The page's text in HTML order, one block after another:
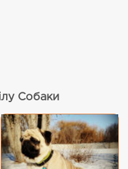
Собаки